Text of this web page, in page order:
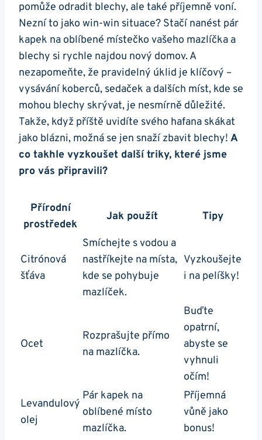
pomůže odradit blechy, ale také příjemně voní.
Nezní to jako win-win situace? Stačí nanést pár
kapek na oblíbené místečko vašeho mazlíčka a
blechy si rychle najdou nový domov. A
nezapomeňte, že pravidelný úklid je klíčový –
vysávání koberců, sedaček a dalších míst, kde se
mohou blechy skrývat, je nesmírně důležité.
Takže, když příště uvidíte svého hafana skákat
jako blázni, možná se jen snaží zbavit blechy! A
co takhle vyzkoušet další triky, které jsme
pro vás připravili?
Přírodní
prostředek
Jak použít Tipy
Citrónová
šťáva
Smíchejte s vodou a
nastříkejte na místa,
kde se pohybuje
mazlíček.
Vyzkoušejte
i na pelíšky!
Ocet
Rozprašujte přímo
na mazlíčka.
Buďte
opatrní,
abyste se
vyhnuli
očím!
Levandulový
olej
Pár kapek na
oblíbené místo
mazlíčka.
Příjemná
vůně jako
bonus!